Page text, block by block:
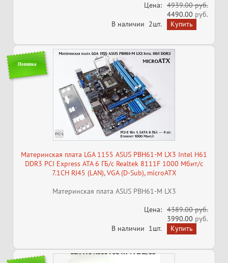
Цена: 4939.00 руб.
4490.00 руб.
В наличии 2шт.
Новинка
Материнская плата LGA 1155 ASUS PBH61-M LX3 Intel H61
DDR3 PCI Express ATA 6 ГБ/с Realtek 8111F 1000 Мбит/с
7.1CH RJ45 (LAN), VGA (D-Sub), microATX
Материнская плата ASUS PBH61-M LX3
Цена: 4389.00 руб.
3990.00 руб.
В наличии 1шт.